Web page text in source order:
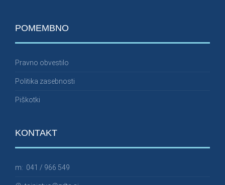
POMEMBNO
Pravno obvestilo
Politika zasebnosti
Piškotki
KONTAKT
m: 041 / 966 549